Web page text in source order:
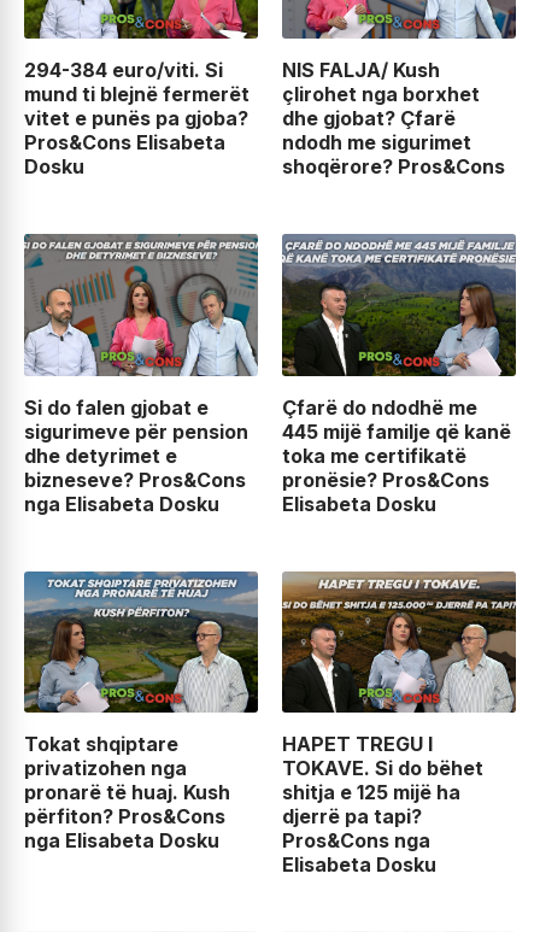
294-384 euro/viti. Si
mund ti blejnë fermerët
vitet e punës pa gjoba?
Pros&Cons Elisabeta
Dosku
NIS FALJA/ Kush
çlirohet nga borxhet
dhe gjobat? Çfarë
ndodh me sigurimet
shoqërore? Pros&Cons
Si do falen gjobat e
sigurimeve për pension
dhe detyrimet e
bizneseve? Pros&Cons
nga Elisabeta Dosku
Çfarë do ndodhë me
445 mijë familje që kanë
toka me certifikatë
pronësie? Pros&Cons
Elisabeta Dosku
Tokat shqiptare
privatizohen nga
pronarë të huaj. Kush
përfiton? Pros&Cons
nga Elisabeta Dosku
HAPET TREGU I
TOKAVE. Si do bëhet
shitja e 125 mijë ha
djerrë pa tapi?
Pros&Cons nga
Elisabeta Dosku